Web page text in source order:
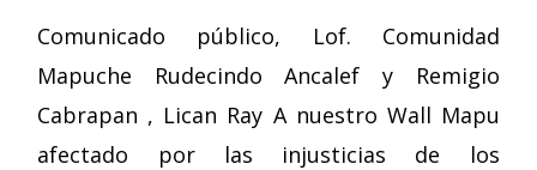
Comunicado público, Lof. Comunidad
Mapuche Rudecindo Ancalef y Remigio
Cabrapan , Lican Ray A nuestro Wall Mapu
afectado por las injusticias de los